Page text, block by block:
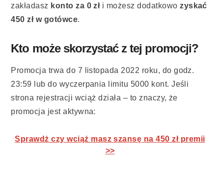
zakładasz konto za 0 zł i możesz dodatkowozyskać
450 zł w gotówce.
Kto może skorzystać z tej promocji?
Promocja trwa do 7 listopada 2022 roku, do godz.
23:59 lub do wyczerpania limitu 5000 kont. Jeśli
strona rejestracji wciąż działa – to znaczy, że
promocja jest aktywna:
Sprawdż czy wciąż masz szansę na 450 zł premii
>>